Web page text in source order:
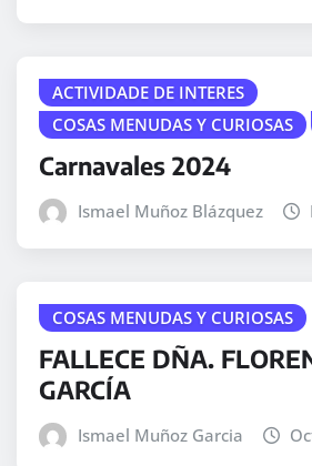
ACTIVIDADE DE INTERES
COSAS MENUDAS Y CURIOSAS
Carnavales 2024
Ismael Muñoz Blázquez
COSAS MENUDAS Y CURIOSAS
FALLECE DÑA.
GARCÍA
Ismael Muñoz Garcia